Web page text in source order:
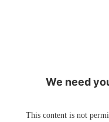
We need
This content is not